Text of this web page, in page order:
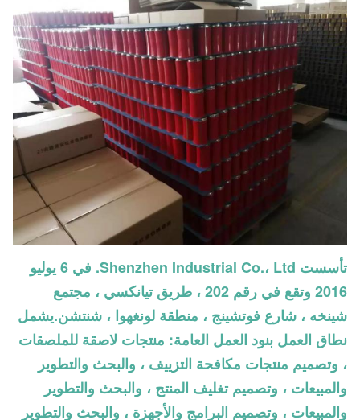
تأسست Shenzhen Industrial Co.، Ltd. في 6 يوليو
2016 وتقع في رقم 202 ، طريق تيانكسي ، مجتمع
شينخه ، شارع فوتشينج ، منطقة لونغهوا ، شنتشن.يشمل
نطاق العمل بنود العمل العامة: منتجات لاصقة للملصقات
، وتصميم منتجات مكافحة التزييف ، والبحث والتطوير
والمبيعات ، وتصميم تغليف المنتج ، والبحث والتطوير
والمبيعات ، وتصميم البرامج والأجهزة ، والبحث والتطوير